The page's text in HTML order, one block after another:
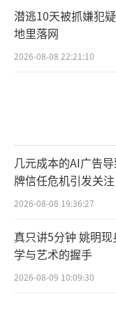
潜逃10天被抓嫌犯
地里落网
2026-08-08 22:21:10
几元成本的AI广告
牌信任危机引发关注
2026-08-08 19:36:27
真只讲5分钟 姚明
学与艺术的握手
2026-08-09 10:09:30